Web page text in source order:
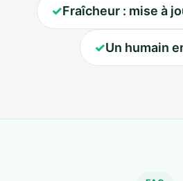
✓Fraîcheur : mise à
✓Un humain